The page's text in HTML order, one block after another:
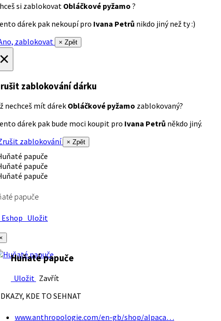
si zablokovat Obláčkové pyžamo ?
dárek pak nekoupí pro Ivana Petrů nikdo jiný než ty :)
zablokovat
× Zpět
zablokování dárku
nechceš mít dárek Obláčkové pyžamo zablokovaný?
dárek pak bude moci koupit pro Ivana Petrů někdo jiný.
zablokování
× Zpět
papuče
Uložit
Huňaté papuče
Uložit Zavřít
KDE TO SEHNAT
www.anthropologie.com/en-gb/shop/alpaca…